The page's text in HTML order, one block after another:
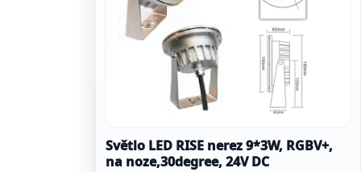
Světlo LED RISE nerez 9*3W, RGBV+,
na noze,30degree, 24V DC